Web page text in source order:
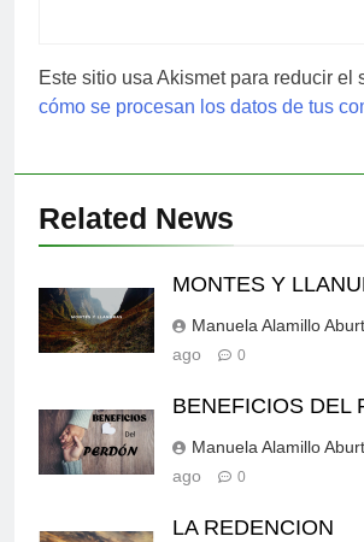
Este sitio usa Akismet para reducir el
cómo se procesan los datos de tus
Related News
MONTES Y
Manuela Alamillo
ago
0
BENEFICIOS DEL
Manuela Alamillo
ago
0
LA REDENCION